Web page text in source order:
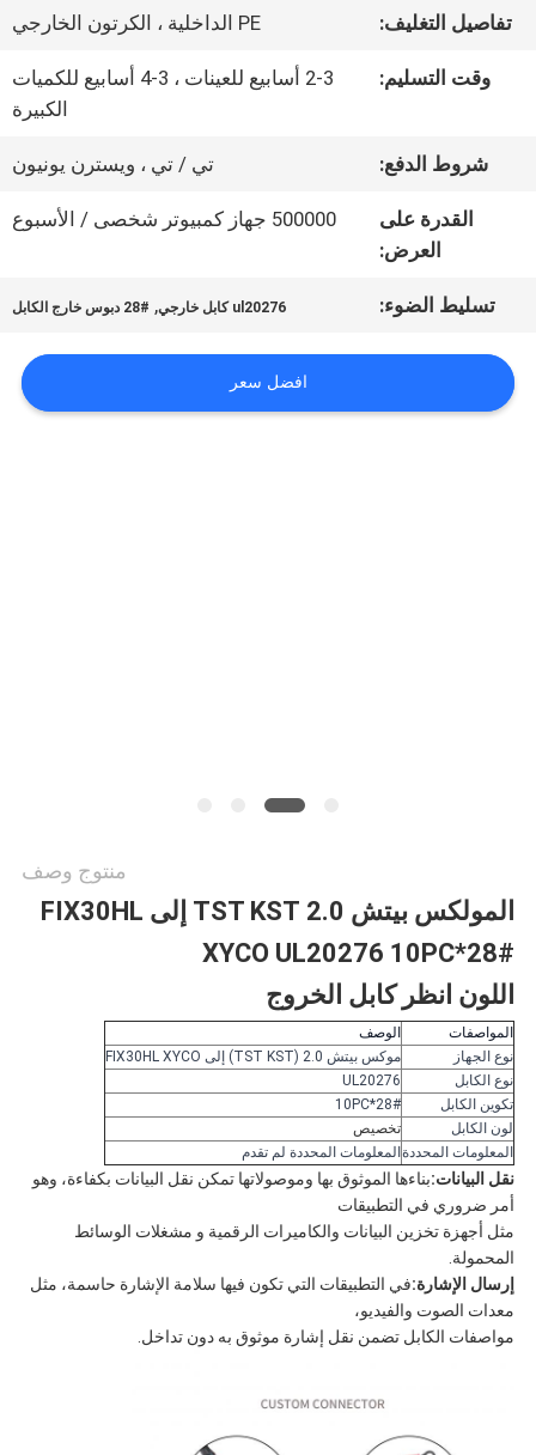
الجودة
تفاصيل التغليف: PE الداخلية ، الكرتون الخارجي
وقت التسليم:
2-3 أسابيع للعينات ، 3-4 أسابيع للكميات
الكبيرة
شروط الدفع: تي / تي ، ويسترن يونيون
القدرة على
العرض:
500000 جهاز كمبيوتر شخصى / الأسبوع
تسليط الضوء: ul20276 كابل خارجي , 28# دبوس خارج الكابل
افضل سعر
منتوج وصف
المولكس بيتش 2.0 TST KST إلى FIX30HL
XYCO UL20276 10PC*28#
اللون انظر كابل الخروج
المواصفات
الوصف
نوع الجهاز
موكس بيتش 2.0 (TST KST) إلى FIX30HL XYCO
نوع الكابل
UL20276
تكوين الكابل
10PC*28#
لون الكابل
تخصيص
المعلومات المحددة المعلومات المحددة لم تقدم
نقل البيانات:بناءها الموثوق بها وموصولاتها تمكن نقل البيانات بكفاءة، وهو
أمر ضروري في التطبيقات
مثل أجهزة تخزين البيانات والكاميرات الرقمية و مشغلات الوسائط
المحمولة.
إرسال الإشارة:في التطبيقات التي تكون فيها سلامة الإشارة حاسمة، مثل
معدات الصوت والفيديو،
مواصفات الكابل تضمن نقل إشارة موثوق به دون تداخل.